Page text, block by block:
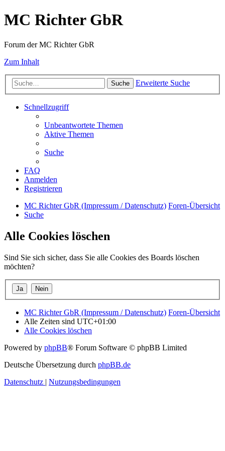
MC Richter GbR
Forum der MC Richter GbR
Zum Inhalt
Suche Erweiterte Suche
Schnellzugriff
Unbeantwortete Themen
Aktive Themen
Suche
FAQ
Anmelden
Registrieren
MC Richter GbR (Impressum / Datenschutz) Foren-Übersicht
Suche
Alle Cookies löschen
Sind Sie sich sicher, dass Sie alle Cookies des Boards löschen
möchten?
MC Richter GbR (Impressum / Datenschutz) Foren-Übersicht
Alle Zeiten sind UTC+01:00
Alle Cookies löschen
Powered by phpBB® Forum Software © phpBB Limited
Deutsche Übersetzung durch phpBB.de
Datenschutz | Nutzungsbedingungen